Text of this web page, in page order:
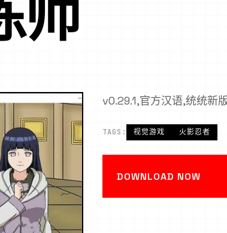
师
v0.29.1,官方汉语,统统新
TAGS: 视觉游戏 火影忍者
DOWNLOAD NOW